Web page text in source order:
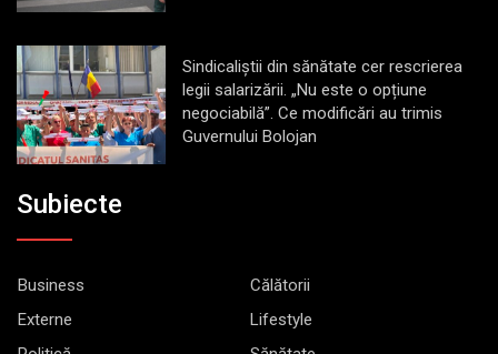
Sindicaliștii din sănătate cer rescrierea
legii salarizării. „Nu este o opțiune
negociabilă”. Ce modificări au trimis
Guvernului Bolojan
Subiecte
Business
Călătorii
Externe
Lifestyle